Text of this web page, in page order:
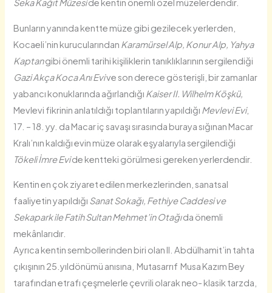
Seka Kağıt Müzeside kentin önemli özel müzelerdendir.
Bunların yanında kentte müze gibi gezilecek yerlerden,
Kocaeli’nin kurucularından Karamürsel Alp, Konur Alp, Yahya
Kaptangibi önemli tarihi kişiliklerin tanıklıklarının sergilendiği
Gazi Akça Koca Anı Evive son derece gösterişli, bir zamanlar
yabancı konuklarında ağırlandığı Kaiser II. Wilhelm Köşkü,
Mevlevi fikrinin anlatıldığı toplantıların yapıldığı Mevlevi Evi,
17. – 18. yy. da Macar iç savaşı sırasında buraya sığınan Macar
Kralı’nın kaldığı evin müze olarak eşyalarıyla sergilendiği
Tökeli İmre Evide kentteki görülmesi gereken yerlerdendir.
Kentin en çok ziyaret edilen merkezlerinden, sanatsal
faaliyetin yapıldığı Sanat Sokağı, Fethiye Caddesi ve
Sekapark ile Fatih Sultan Mehmet’in Otağıda önemli
mekânlarıdır.
Ayrıca kentin sembollerinden biri olan II. Abdülhamit’in tahta
çıkışının 25.yıldönümü anısına, Mutasarrıf Musa Kazım Bey
tarafından etrafı çeşmelerle çevrili olarak neo- klasik tarzda,